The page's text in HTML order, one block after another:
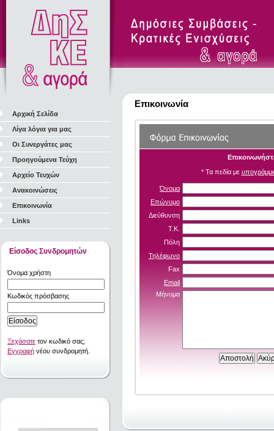
Αρχική Σελίδα
Λίγα λόγια για μας
Οι Συνεργάτες μας
Προηγούμενα Τεύχη
Αρχείο Τευχών
Ανακοινώσεις
Επικοινωνία
Links
Είσοδος Συνδρομητών
Όνομα χρήστη
Κωδικός πρόσβασης
Ξεχάσατε τον κωδικό σας;
Εγγραφή νέου συνδρομητή.
Επικοινωνία
* Τα πεδία με
Όνομα
Επώνυμο
Διεύθυνση
Τ.Κ.
Πόλη
Τηλέφωνο
Fax
Email
Μήνυμα